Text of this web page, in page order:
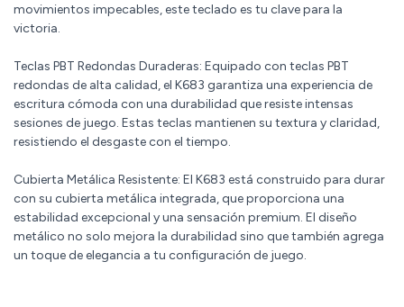
movimientos impecables, este teclado es tu clave para la
victoria.
Teclas PBT Redondas Duraderas: Equipado con teclas PBT
redondas de alta calidad, el K683 garantiza una experiencia de
escritura cómoda con una durabilidad que resiste intensas
sesiones de juego. Estas teclas mantienen su textura y claridad,
resistiendo el desgaste con el tiempo.
Cubierta Metálica Resistente: El K683 está construido para durar
con su cubierta metálica integrada, que proporciona una
estabilidad excepcional y una sensación premium. El diseño
metálico no solo mejora la durabilidad sino que también agrega
un toque de elegancia a tu configuración de juego.